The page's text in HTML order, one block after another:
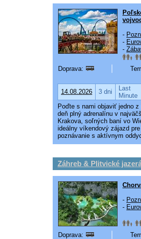
-
-
-
Doprava:
14.08.2026 3 dni
Last
Minute
Poďte s nami objaviť jedno
deň plný adrenalínu v
Krakova, soľných baní vo
ideálny víkendový zájazd
poznávanie s aktívnym
Záhreb & Plitvické
-
-
Doprava: